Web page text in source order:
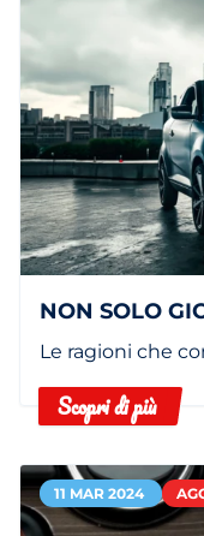
NON SOLO
Le ragioni che
Scopri di più
11 MAR 2024